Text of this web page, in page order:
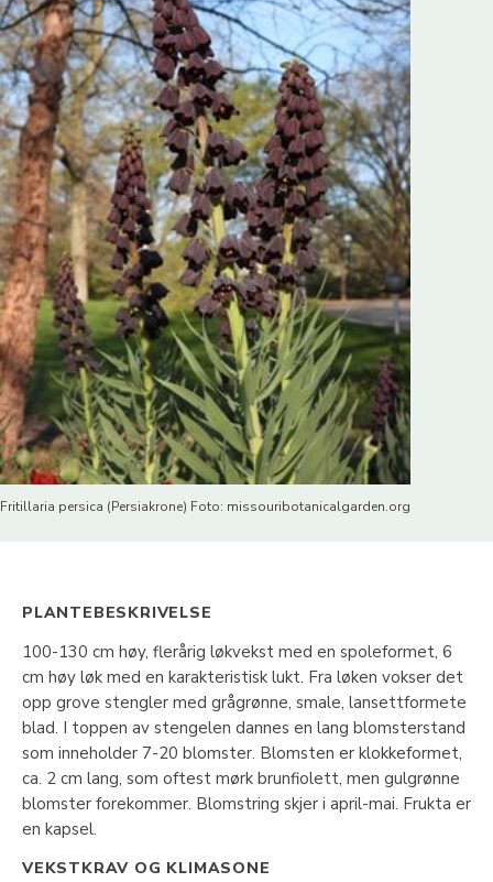
Fritillaria persica (Persiakrone) Foto: missouribotanicalgarden.org
PLANTEBESKRIVELSE
100-130 cm høy, flerårig løkvekst med en spoleformet, 6
cm høy løk med en karakteristisk lukt. Fra løken vokser det
opp grove stengler med grågrønne, smale, lansettformete
blad. I toppen av stengelen dannes en lang blomsterstand
som inneholder 7-20 blomster. Blomsten er klokkeformet,
ca. 2 cm lang, som oftest mørk brunfiolett, men gulgrønne
blomster forekommer. Blomstring skjer i april-mai. Frukta er
en kapsel.
VEKSTKRAV OG KLIMASONE